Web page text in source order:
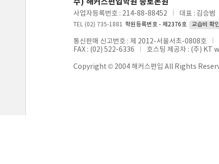
주) 해커스편입학원 종로본원
사업자등록번호 : 214-88-88452 대표 : 김승범
TEL (02) 735-1881 학원등록번호 - 제2376호 교습비 확
통신판매 신고번호 : 제 2012-서울서초-0808호
FAX : (02) 522-6336
호스팅 제공자 : (주)
Copyright © 2004 해커스편입 All Rights